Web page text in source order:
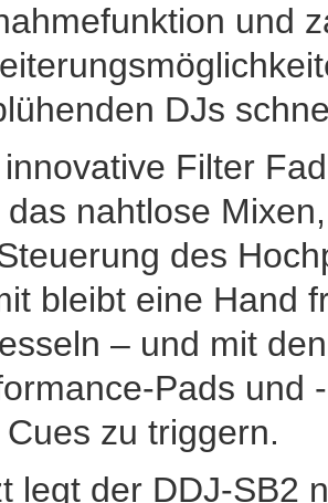
und
DJs
Filter
das nahtlose
des
bleibt eine Hand
– und mit
Pads und
Cues zu triggern.
legt der DDJ-SB2